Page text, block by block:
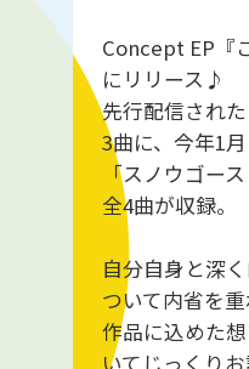
Concept EP『
にリリース♪
先行配信され
3曲に、今年1
「スノウゴー
全4曲が収録。
自分自身と深
ついて内省を重
作品に込めた
いてじっくり